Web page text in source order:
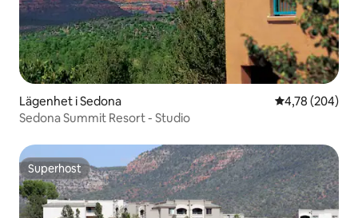
Lägenhet i Sedona 4,78 av 5 i
4,78 (204)
Sedona Summit Resort - Studio
Superhost
Superhost